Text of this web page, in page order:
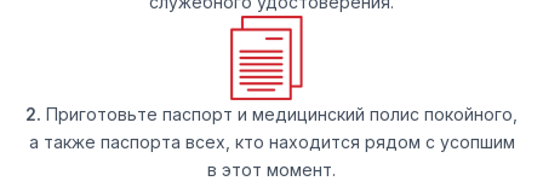
2. Приготовьте паспорт и медицинский полис покойного,
а также паспорта всех, кто находится рядом с усопшим
в этот момент.